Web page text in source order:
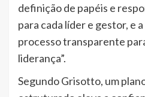
definição de papéis e
para cada líder e gestor, e
processo transparente
liderança”.
Segundo Grisotto, um